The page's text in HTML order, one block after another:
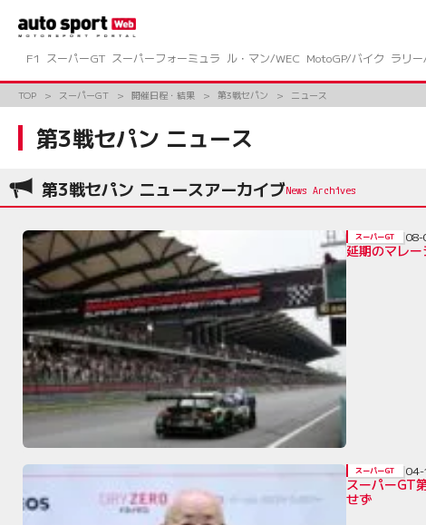
ツ
ス
F1
スーパーGT スーパーフォーミュラ ル・マン/WEC MotoGP/バイク ラリ
TOP スーパーGT 開催日程・結果 第3戦セパン ニュース
第3戦セパン ニュース
第3戦セパン ニュースアーカイブ
延期のマレ
スーパーGT 08-
スーパーGT
せず
スーパーGT 04-